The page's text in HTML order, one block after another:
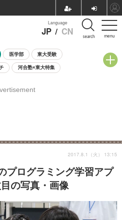
menu
Language
JP / CN search
医学部 東大受験
河合塾×東大特集
校説明会・相談会
プログラミング学習アプ
の写真・画像
2017.8.1（火） 13:15